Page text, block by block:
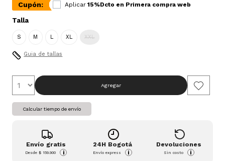
Cupón: Aplicar 15%Dcto en Primera compra web
Talla
S M L XL XXL
Guia de tallas
Agregar
Calcular tiempo de envío
Envío gratis
Desde$ 159.900 i
24H Bogotá
Envío express i
Devoluciones
Sin costo i